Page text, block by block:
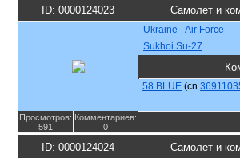
ID: 0000124023 Самолет и
Ukraine - Air Force
Sukhoi Su-27
58 BLUE (cn
Просмотров:
591
Комментариев:
0
ID: 0000124024 Самолет и